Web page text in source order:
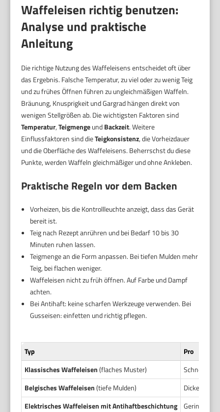
Waffeleisen richtig benutzen:
Analyse und praktische
Anleitung
Die richtige Nutzung des Waffeleisens entscheidet oft über
das Ergebnis. Falsche Temperatur, zu viel oder zu wenig Teig
und zu frühes Öffnen führen zu ungleichmäßigen Waffeln.
Bräunung, Knusprigkeit und Gargrad hängen direkt von
wenigen Stellgrößen ab. Die wichtigsten Faktoren sind
Temperatur,TeigmengeundBackzeit. Weitere
Einflussfaktoren sind dieTeigkonsistenz, die Vorheizdauer
und die Oberfläche des Waffeleisens. Beherrschst du diese
Punkte, werden Waffeln gleichmäßiger und ohne Ankleben.
Praktische Regeln vor dem Backen
Vorheizen, bis die Kontrollleuchte anzeigt, dass das Gerät
bereit ist.
Teig nach Rezept anrühren und bei Bedarf 10 bis 30
Minuten ruhen lassen.
Teigmenge an die Form anpassen. Bei tiefen Mulden mehr
Teig, bei flachen weniger.
Waffeleisen nicht zu früh öffnen. Auf Farbe und Dampf
achten.
Bei Antihaft: keine scharfen Werkzeuge verwenden. Bei
Gusseisen: einfetten und richtig pflegen.
Typ
Pro
Klassisches Waffeleisen(flaches Muster)
Schnell auf
Belgisches Waffeleisen(tiefe Mulden)
Dicke,
Elektrisches Waffeleisen mit Antihaftbeschichtung
Geringes